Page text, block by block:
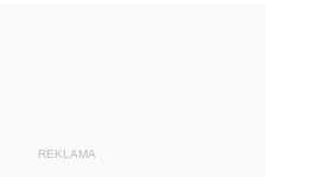
REKLAMA